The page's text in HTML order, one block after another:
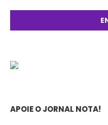
APOIE O JORNAL NOTA!